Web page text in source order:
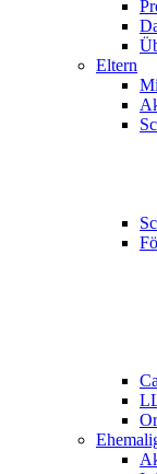
Eltern